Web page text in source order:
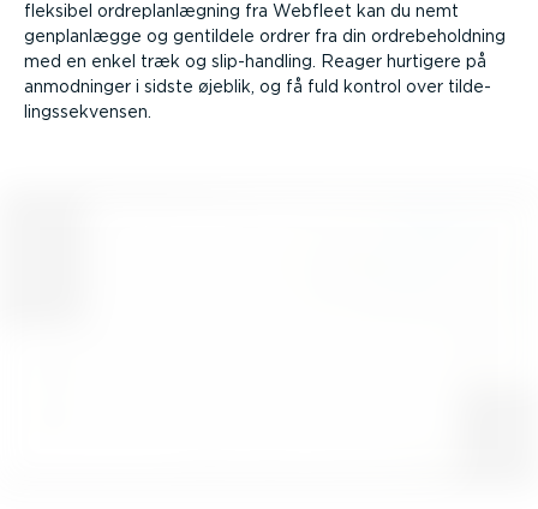
fleksibel ordre­plan­lægning fra Webfleet kan du nemt
genplan­lægge og gentildele ordrer fra din ordre­be­holdning
med en enkel træk og slip-handling. Reager hurtigere på
anmodninger i sidste øjeblik, og få fuld kontrol over tilde­
lings­se­kvensen.